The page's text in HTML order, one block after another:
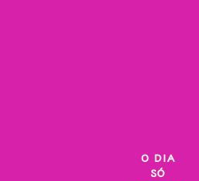
O DIA
SÓ